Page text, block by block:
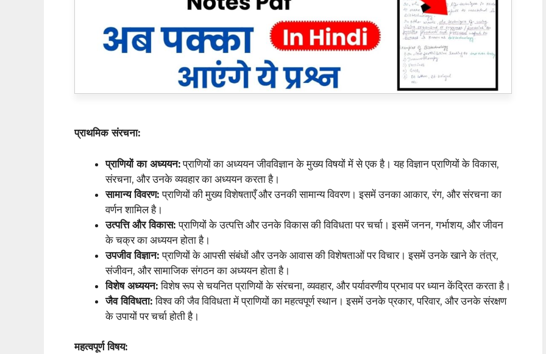
प्राथमिक संरचना:
प्राणियों का अध्ययन:प्राणियों का अध्ययन जीवविज्ञान के मुख्य विषयों में से एक है। यह विज्ञान प्राणियों के विकास,
संरचना, और उनके व्यवहार का अध्ययन करता है।
सामान्य विवरण:प्राणियों की मुख्य विशेषताएँ और उनकी सामान्य विवरण। इसमें उनका आकार, रंग, और संरचना का
वर्णन शामिल है।
उत्पत्ति और विकास:प्राणियों के उत्पत्ति और उनके विकास की विविधता पर चर्चा। इसमें जनन, गर्भाशय, और जीवन
के चक्र का अध्ययन होता है।
उपजीव विज्ञान:प्राणियों के आपसी संबंधों और उनके आवास की विशेषताओं पर विचार। इसमें उनके खाने के तंत्र,
संजीवन, और सामाजिक संगठन का अध्ययन होता है।
विशेष अध्ययन:विशेष रूप से चयनित प्राणियों के संरचना, व्यवहार, और पर्यावरणीय प्रभाव पर ध्यान केंद्रित करता है।
जैव विविधता:विश्व की जैव विविधता में प्राणियों का महत्वपूर्ण स्थान। इसमें उनके प्रकार, परिवार, और उनके संरक्षण
के उपायों पर चर्चा होती है।
महत्वपूर्ण विषय: